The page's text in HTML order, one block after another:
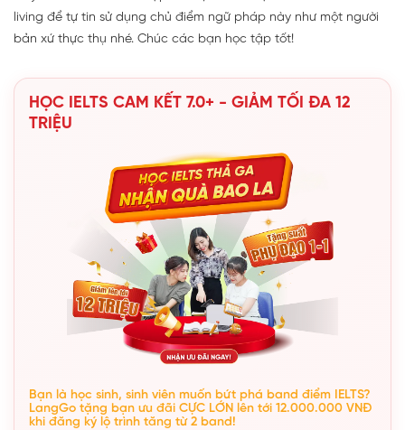
living để tự tin sử dụng chủ điểm ngữ pháp này như một người
bản xứ thực thụ nhé. Chúc các bạn học tập tốt!
HỌC IELTS CAM KẾT 7.0+ - GIẢM TỐI ĐA 12
TRIỆU
Bạn là học sinh, sinh viên muốn bứt phá band điểm IELTS?
LangGo tặng bạn ưu đãi CỰC LỚN lên tới 12.000.000 VNĐ
khi đăng ký lộ trình tăng từ 2 band!